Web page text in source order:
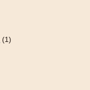
(1)